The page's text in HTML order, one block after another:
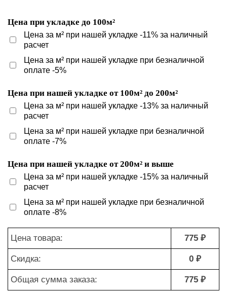
Цена при укладке до 100м²
Цена за м² при нашей укладке -11% за наличный
расчет
Цена за м² при нашей укладке при безналичной
оплате -5%
Цена при нашей укладке от 100м² до 200м²
Цена за м² при нашей укладке -13% за наличный
расчет
Цена за м² при нашей укладке при безналичной
оплате -7%
Цена при нашей укладке от 200м² и выше
Цена за м² при нашей укладке -15% за наличный
расчет
Цена за м² при нашей укладке при безналичной
оплате -8%
Цена товара: 775 ₽
Скидка: 0 ₽
Общая сумма заказа: 775 ₽